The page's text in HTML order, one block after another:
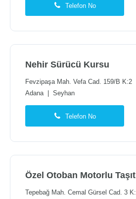
Telefon No
Nehir Sürücü Kursu
Fevzipaşa Mah. Vefa Cad. 159/B K:2
Adana| Seyhan
Telefon No
Özel Otoban Motorlu
Tepebağ Mah. Cemal Gürsel Cad. 3